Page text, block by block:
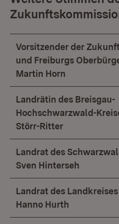
Vorsitzender der
und Freiburgs
Martin Horn
Landrätin des Breisgau-
Hochschwarzwald-
Störr-Ritter
Landrat des
Sven Hinterseh
Landrat des
Hanno Hurth